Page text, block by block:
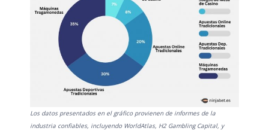
Los datos presentados en el gráfico provienen de informes de la
industria confiables, incluyendo WorldAtlas, H2 Gambling Capital, y